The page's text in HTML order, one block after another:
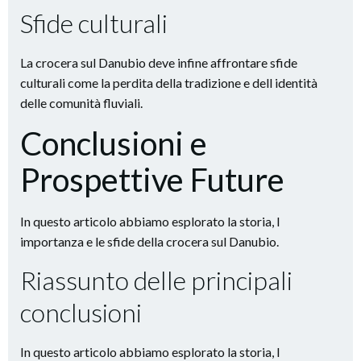
Sfide culturali
La crocera sul Danubio deve infine affrontare sfide
culturali come la perdita della tradizione e dell identità
delle comunità fluviali.
Conclusioni e
Prospettive Future
In questo articolo abbiamo esplorato la storia, l
importanza e le sfide della crocera sul Danubio.
Riassunto delle principali
conclusioni
In questo articolo abbiamo esplorato la storia, l